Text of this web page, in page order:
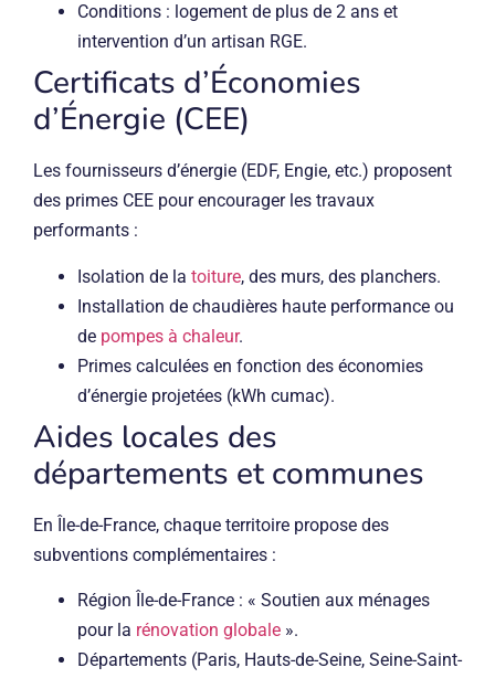
Conditions : logement de plus de 2 ans et
intervention d’un artisan RGE.
Certificats d’Économies
d’Énergie (CEE)
Les fournisseurs d’énergie (EDF, Engie, etc.) proposent
des primes CEE pour encourager les travaux
performants :
Isolation de la toiture, des murs, des planchers.
Installation de chaudières haute performance ou
de pompes à chaleur.
Primes calculées en fonction des économies
d’énergie projetées (kWh cumac).
Aides locales des
départements et communes
En Île-de-France, chaque territoire propose des
subventions complémentaires :
Région Île-de-France : « Soutien aux ménages
pour la rénovation globale ».
Départements (Paris, Hauts-de-Seine, Seine-Saint-